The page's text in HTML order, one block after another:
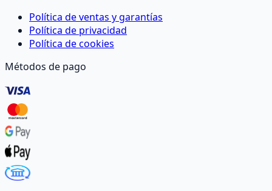
Política de ventas y garantías
Política de privacidad
Política de cookies
Métodos de pago